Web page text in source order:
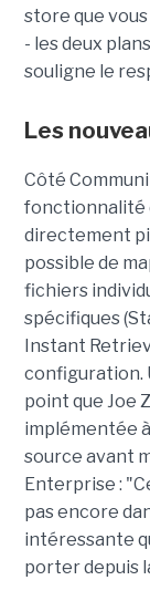
store que
- les deux
souligne le
Les
Côté
fonctionnalité
directement
possible de
fichiers
spécifiques
Instant
configuration.
point que Joe
implémentée
source avant
Enterprise :
pas encore
intéressante
porter depuis